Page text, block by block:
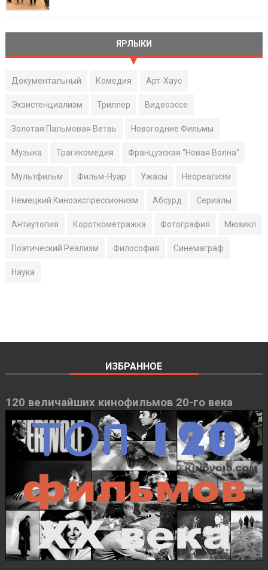
ЯРЛЫКИ
Документальный Комедия Арт-Хаус
Экзистенциализм Триллер Видеоэссе
Золотая Пальмовая Ветвь Новогодние Фильмы
Музыка Трагикомедия Французская "Новая Волна"
Мультфильм Фильм-Нуар Ужасы Неореализм
Немецкий Киноэкспрессионизм Абсурд Сериалы
Антиутопия Короткометражка Фотография Мюзикл
Поэтический Реализм Философия Синемаграф
Наука
ИЗБРАННОЕ
120 величайших кинофильмов 20-го века